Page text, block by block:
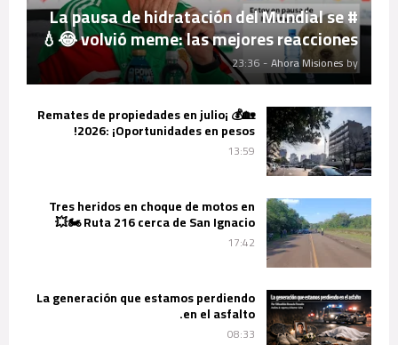
# La pausa de hidratación del Mundial se
volvió meme: las mejores reacciones 😂💧
by
Ahora Misiones
-
23:36
🏡💰 ¡Remates de propiedades en julio
2026: ¡Oportunidades en pesos!
13:59
Tres heridos en choque de motos en
Ruta 216 cerca de San Ignacio 🏍️💥
17:42
La generación que estamos perdiendo
en el asfalto.
08:33